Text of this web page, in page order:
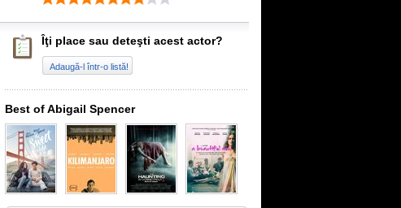
Îţi place sau deteşti acest actor?
Adaugă-l într-o listă!
Best of Abigail Spencer